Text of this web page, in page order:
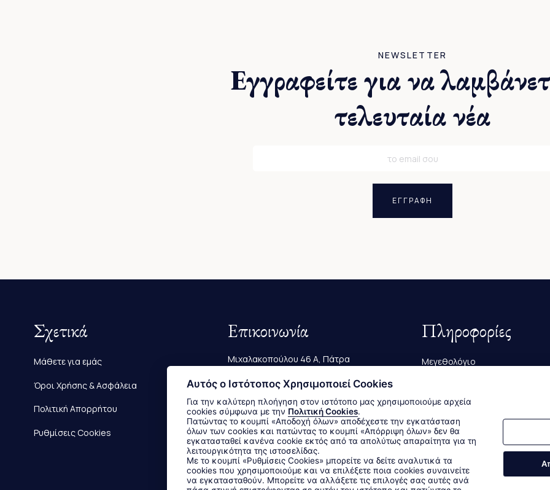
NEWSLETTER
Εγγραφείτε για να
τελευταία νέα
ΕΓΓΡΑΦΗ
Σχετικά
Μάθετε για εμάς
Όροι Χρήσης & Ασφάλεια
Πολιτική Απορρήτου
Ρυθμίσεις Cookies
Επικοινωνία
Μιχαλακοπούλου 46 Α, Πάτρα
Τηλ.:2610 223 239
E-mail: info@bagutta.gr
Πληροφορίες
Μεγεθολόγιο
Τρόποι Παραγγελίας &
Δεχόμαστε όλες τις πιστωτικές κάρτες:
Sitemap/Login
Αυτός ο Ιστότοπος Χρησιμοποιεί Cookies
Για την καλύτερη πλοήγηση στον ιστότοπο μας χρησιμοποιούμε αρχεία
cookies σύμφωνα με την Πολιτική Cookies.
Πατώντας το κουμπί «Αποδοχή όλων» αποδέχεστε την εγκατάσταση
όλων των cookies και πατώντας το κουμπί «Απόρριψη όλων» δεν θα
εγκατασταθεί κανένα cookie εκτός από τα απολύτως απαραίτητα για τη
λειτουργικότητα της ιστοσελίδας.
Με το κουμπί «Ρυθμίσεις Cookies» μπορείτε να δείτε αναλυτικά τα
cookies που χρησιμοποιούμε και να επιλέξετε ποια cookies συναινείτε
να εγκατασταθούν. Μπορείτε να αλλάξετε τις επιλογές σας αυτές ανά